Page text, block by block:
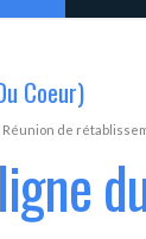
Coeur)
Réunion de